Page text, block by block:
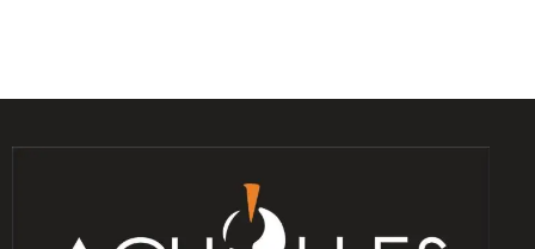
και σε εξωτερικούς χώρους,
διαρρεύσει λάδια, γράσα,
λιπαντικά, ελαφριά χημικά ή
κόκκου απορρόφησης είναι
είναι ελαφριά, εύκολα στη
αντικατασταθούν σε
απορρόφησης 20 λίτρων.